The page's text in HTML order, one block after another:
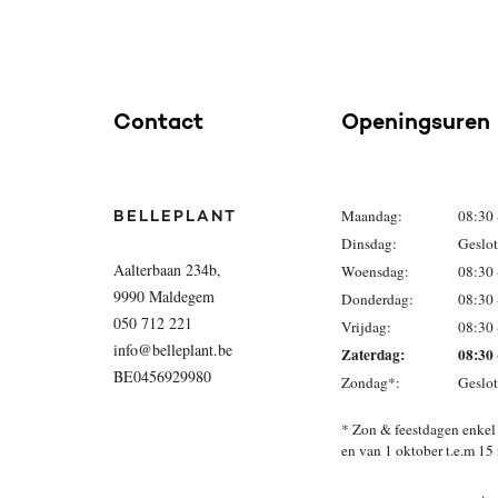
Contact
BELLEPLANT
Aalterbaan 234b,
9990 Maldegem
050 712 221
info@belleplant.be
BE0456929980
Openingsuren
Maandag:
08:30
Dinsdag:
Woensdag:
08:30
Donderdag:
08:30
Vrijdag:
08:30
Zaterdag: 08:30
Zondag*:
* Zon & feestdagen
en van 1
.